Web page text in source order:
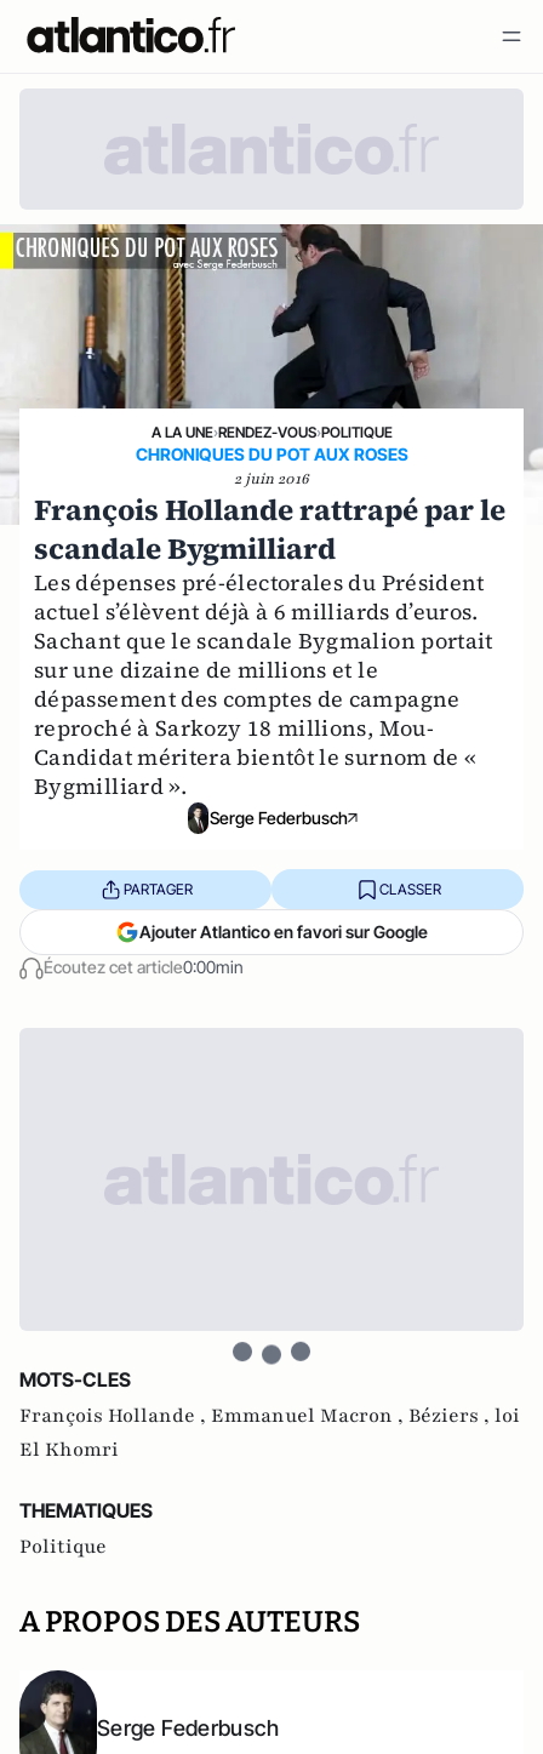
A LA UNE›RENDEZ-VOUS›POLITIQUE
CHRONIQUES DU POT AUX ROSES
2 juin 2016
François Hollande rattrapé par le
scandale Bygmilliard
Les dépenses pré-électorales du Président
actuel s’élèvent déjà à 6 milliards d’euros.
Sachant que le scandale Bygmalion portait
sur une dizaine de millions et le
dépassement des comptes de campagne
reproché à Sarkozy 18 millions, Mou-
Candidat méritera bientôt le surnom de «
Bygmilliard ».
Serge Federbusch
Écoutez cet article0:00min
PARTAGER CLASSER
Ajouter Atlantico en favori sur Google
MOTS-CLES
François Hollande , Emmanuel Macron , Béziers , loi
El Khomri
THEMATIQUES
Politique
A PROPOS DES AUTEURS
Serge Federbusch